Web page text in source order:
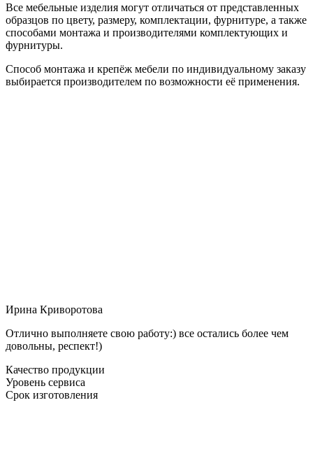
Все мебельные изделия могут отличаться от представленных
образцов по цвету, размеру, комплектации, фурнитуре, а также
способами монтажа и производителями комплектующих и
фурнитуры.
Способ монтажа и крепёж мебели по индивидуальному заказу
выбирается производителем по возможности её применения.
Ирина Криворотова
Отлично выполняете свою работу:) все остались более чем
довольны, респект!)
Качество продукции
Уровень сервиса
Срок изготовления